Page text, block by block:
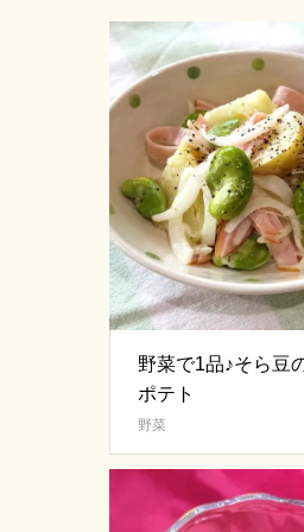
野菜で1品♪そら豆
ポテト
野菜